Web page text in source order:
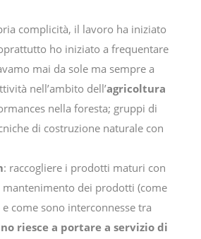
complicità, il lavoro ha iniziato
ho iniziato a frequentare
mai da sole ma sempre a
nell’ambito dell’agricoltura
nella foresta; gruppi di
di costruzione naturale con
: raccogliere i prodotti maturi con
dei prodotti (come
come sono interconnesse tra
riesce a portare a servizio di